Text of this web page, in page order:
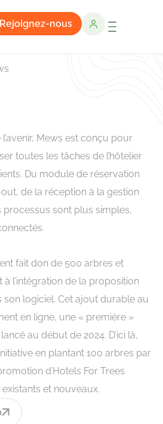
Rejoignez-nous
Mews est conçu pour
toutes les tâches de l’hôtelier
Du module de réservation
de la réception à la gestion
processus sont plus simples,
fait don de 500 arbres et
l’intégration de la proposition
son logiciel. Cet ajout durable au
en ligne, une « première »
au début de 2024. D’ici là,
en plantant 100 arbres par
d’Hotels For Trees
et nouveaux.